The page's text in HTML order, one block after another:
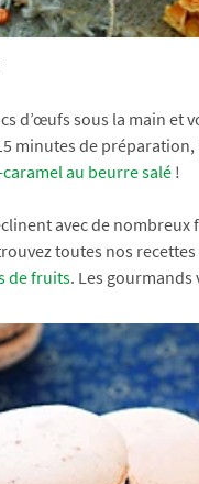
d’œufs sous la main et
minutes de
au beurre salé !
avec de nombreux
toutes nos recettes
de fruits. Les gourmands